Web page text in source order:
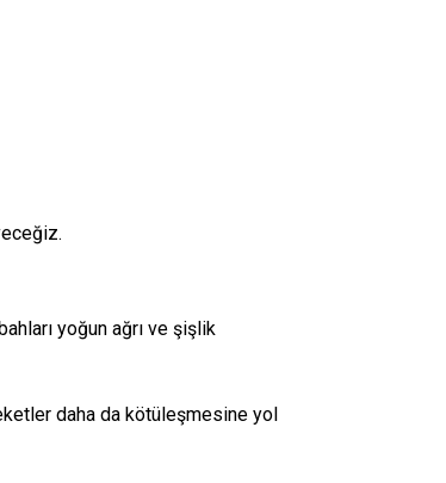
yoğun ağrı ve şişlik
daha da kötüleşmesine yol